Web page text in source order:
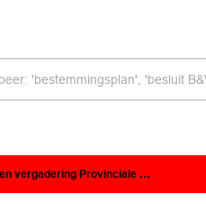
Provinciale Staten 16 juli 2021